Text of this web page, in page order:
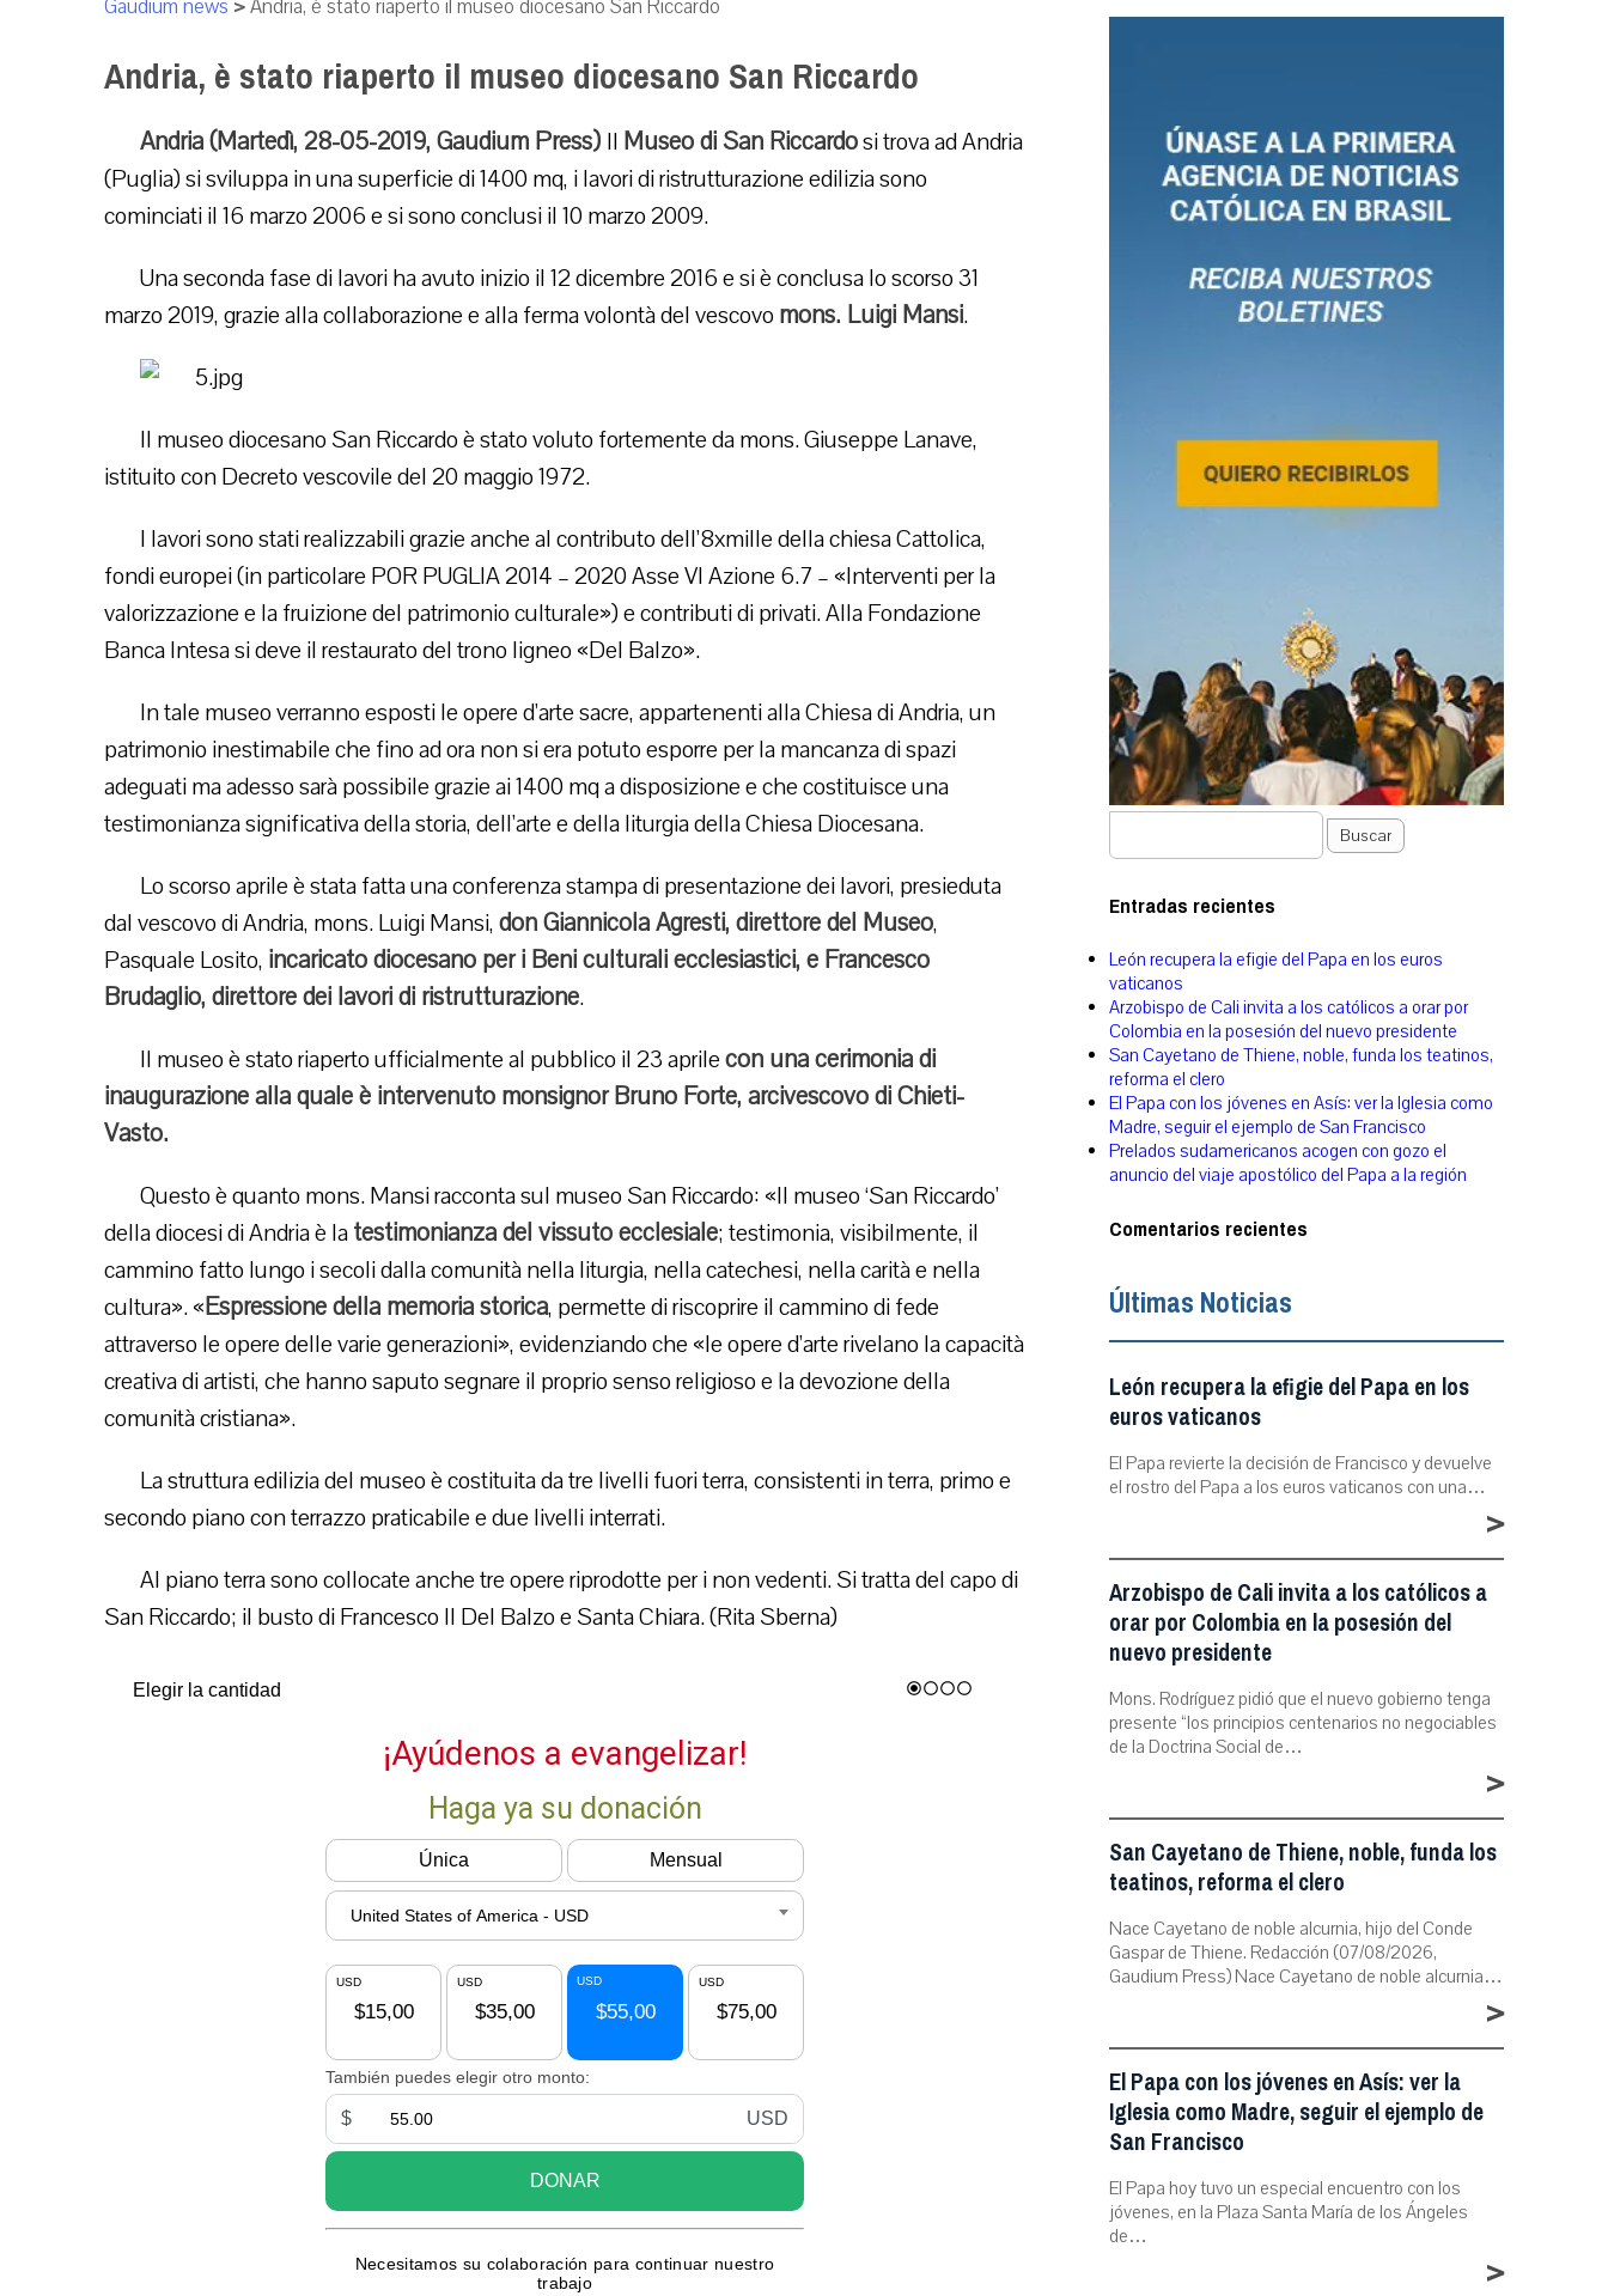
Gaudium news >Andria, è stato riaperto il museo diocesano San Riccardo
Andria, è stato riaperto il museo diocesano San Riccardo
Andria (Martedì, 28-05-2019, Gaudium Press) Il Museo di San Riccardosi trova ad Andria
(Puglia) si sviluppa in una superficie di 1400 mq, i lavori di ristrutturazione edilizia sono
cominciati il 16 marzo 2006 e si sono conclusi il 10 marzo 2009.
Una seconda fase di lavori ha avuto inizio il 12 dicembre 2016 e si è conclusa lo scorso 31
marzo 2019, grazie alla collaborazione e alla ferma volontà del vescovo mons. Luigi Mansi.
Il museo diocesano San Riccardo è stato voluto fortemente da mons. Giuseppe Lanave,
istituito con Decreto vescovile del 20 maggio 1972.
I lavori sono stati realizzabili grazie anche al contributo dell’8xmille della chiesa Cattolica,
fondi europei (in particolare POR PUGLIA 2014 – 2020 Asse VI Azione 6.7 – «Interventi per la
valorizzazione e la fruizione del patrimonio culturale») e contributi di privati. Alla Fondazione
Banca Intesa si deve il restaurato del trono ligneo «Del Balzo».
In tale museo verranno esposti le opere d’arte sacre, appartenenti alla Chiesa di Andria, un
patrimonio inestimabile che fino ad ora non si era potuto esporre per la mancanza di spazi
adeguati ma adesso sarà possibile grazie ai 1400 mq a disposizione e che costituisce una
testimonianza significativa della storia, dell’arte e della liturgia della Chiesa Diocesana.
Lo scorso aprile è stata fatta una conferenza stampa di presentazione dei lavori, presieduta
dal vescovo di Andria, mons. Luigi Mansi,don Giannicola Agresti, direttore del Museo,
Pasquale Losito, incaricato diocesano per i Beni culturali ecclesiastici, e Francesco
Brudaglio, direttore dei lavori di ristrutturazione.
Il museo è stato riaperto ufficialmente al pubblico il 23 aprilecon una cerimonia di
inaugurazione alla quale è intervenuto monsignor Bruno Forte, arcivescovo di Chieti-
Vasto.
Questo è quanto mons. Mansi racconta sul museo San Riccardo: «Il museo ‘San Riccardo’
della diocesi di Andria è latestimonianza del vissuto ecclesiale; testimonia, visibilmente, il
cammino fatto lungo i secoli dalla comunità nella liturgia, nella catechesi, nella carità e nella
cultura». «Espressione della memoria storica, permette di riscoprire il cammino di fede
attraverso le opere delle varie generazioni», evidenziando che «le opere d’arte rivelano la capacità
creativa di artisti, che hanno saputo segnare il proprio senso religioso e la devozione della
comunità cristiana».
La struttura edilizia del museo è costituita da tre livelli fuori terra, consistenti in terra, primo e
secondo piano con terrazzo praticabile e due livelli interrati.
Al piano terra sono collocate anche tre opere riprodotte per i non vedenti. Si tratta del capo di
San Riccardo; il busto di Francesco II Del Balzo e Santa Chiara. (Rita Sberna)
Buscar
Entradas recientes
León recupera la efigie del Papa en los euros
vaticanos
Arzobispo de Cali invita a los católicos a orar por
Colombia en la posesión del nuevo presidente
San Cayetano de Thiene, noble, funda los teatinos,
reforma el clero
El Papa con los jóvenes en Asís: ver la Iglesia como
Madre, seguir el ejemplo de San Francisco
Prelados sudamericanos acogen con gozo el
anuncio del viaje apostólico del Papa a la región
Comentarios recientes
Últimas Noticias
León recupera la efigie del Papa en los
euros vaticanos
El Papa revierte la decisión de Francisco y devuelve
el rostro del Papa a los euros vaticanos con una…
>
Arzobispo de Cali invita a los católicos a
orar por Colombia en la posesión del
nuevo presidente
Mons. Rodríguez pidió que el nuevo gobierno tenga
presente “los principios centenarios no negociables
de la Doctrina Social de…
>
San Cayetano de Thiene, noble, funda los
teatinos, reforma el clero
Nace Cayetano de noble alcurnia, hijo del Conde
Gaspar de Thiene. Redacción (07/08/2026,
Gaudium Press) Nace Cayetano de noble alcurnia…
>
El Papa con los jóvenes en Asís: ver la
Iglesia como Madre, seguir el ejemplo de
San Francisco
El Papa hoy tuvo un especial encuentro con los
jóvenes, en la Plaza Santa María de los Ángeles
de…
>